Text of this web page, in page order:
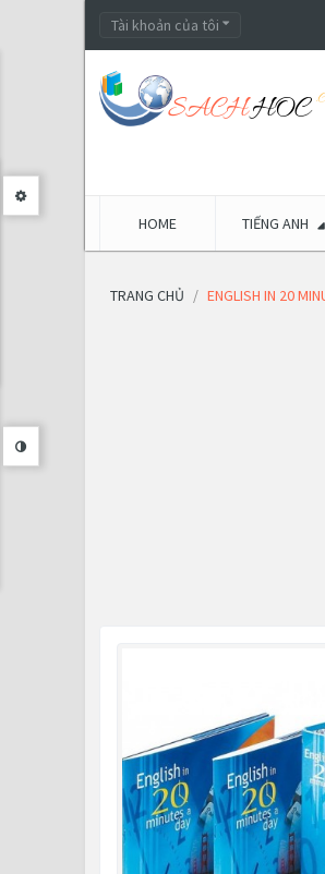
Tài khoản của tôi
HOME TIẾNG ANH
TRANG CHỦ ENGLISH IN 20